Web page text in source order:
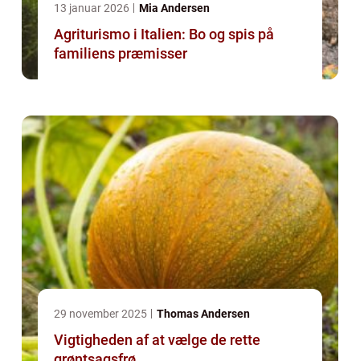
13 januar 2026 Mia Andersen
Agriturismo i Italien: Bo og spis på
familiens præmisser
29 november 2025 Thomas Andersen
Vigtigheden af at vælge de rette